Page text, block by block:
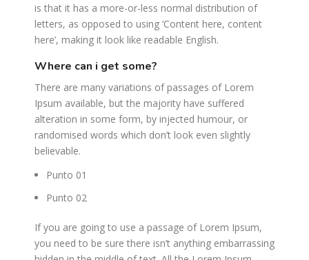
is that it has a more-or-less normal distribution of
letters, as opposed to using ‘Content here, content
here’, making it look like readable English.
where can i get some?
There are many variations of passages of Lorem
Ipsum available, but the majority have suffered
alteration in some form, by injected humour, or
randomised words which don’t look even slightly
believable.
Punto 01
Punto 02
If you are going to use a passage of Lorem Ipsum,
you need to be sure there isn’t anything embarrassing